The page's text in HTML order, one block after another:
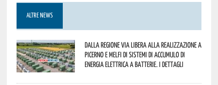
ALTRE NEWS
Dalla Regione via libera alla realizzazione a
Picerno e Melfi di sistemi di accumulo di
energia elettrica a batterie. I dettagli